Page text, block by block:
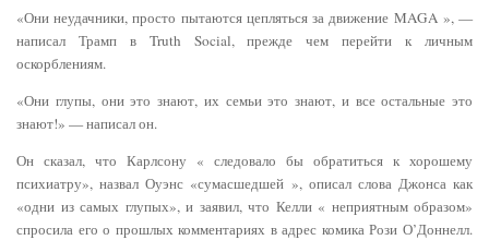
«Они неудачники, просто пытаются цепляться за движение MAGA », —
написал Трамп в Truth Social, прежде чем перейти к личным
оскорблениям.
«Они глупы, они это знают, их семьи это знают, и все остальные это
знают!» — написал он.
Он сказал, что Карлсону « следовало бы обратиться к хорошему
психиатру», назвал Оуэнс «сумасшедшей », описал слова Джонса как
«одни из самых глупых», и заявил, что Келли « неприятным образом»
спросила его о прошлых комментариях в адрес комика Рози О’Доннелл.